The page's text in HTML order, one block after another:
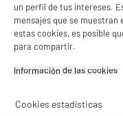
Dirección de envio
correo electrónico
un perfil de tus intereses.
mensajes que se
estas cookies, es posible
para compartir.
Información de las cookies‎
Cookies estadísticas